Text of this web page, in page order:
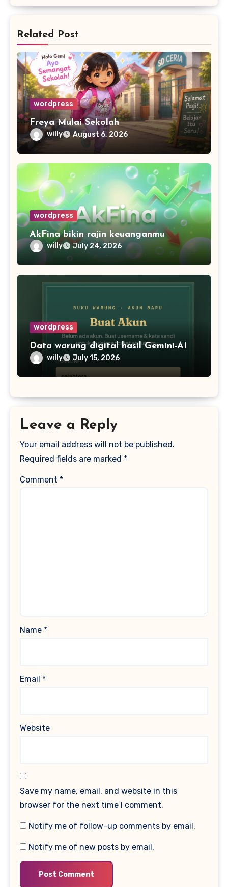
Related Post
wordpress
Freya Mulai Sekolah
willy August 6, 2026
wordpress
AkFina bikin rajin keuanganmu
willy July 24, 2026
wordpress
Data warung digital hasil Gemini-AI
willy July 15, 2026
Leave a Reply
Your email address will not be published.
Required fields are marked *
Comment *
Name *
Email *
Website
Save my name, email, and website in this
browser for the next time I comment.
Notify me of follow-up comments by email.
Notify me of new posts by email.